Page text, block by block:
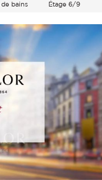
de bains Étage 6/9